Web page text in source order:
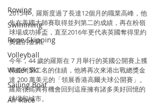
Rowing
Swimming
Rope Skipping
Volleyball
Water Ski
Sailing Boat
Air Race
2015年，羅斯度過了長達12個月的職業高峰，他
先在美國大師賽取得並列第二的成績，再在粉嶺
球場成功捧盃，直至2016年更代表英國奪得里約
奧運的金牌。
今年，44 歲的羅斯在 7 月舉行的英國公開賽上獲
得並列第二名的佳績，他將再次來港出戰總獎金
達 200 萬美元的「領展香港高爾夫球公開賽」。
羅斯很高興有機會回到這座擁有諸多美好回憶的
球場和城市。